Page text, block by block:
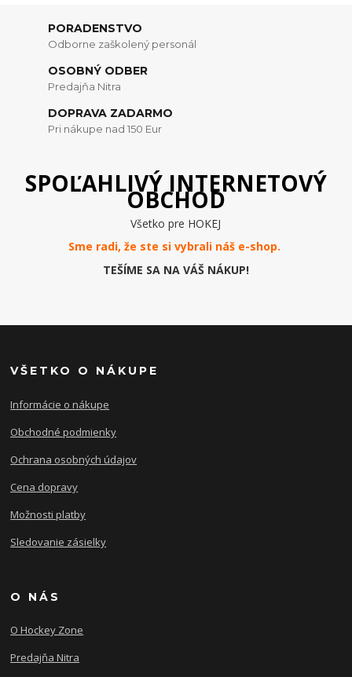
PORADENSTVO
Odborne zaškolený personál
OSOBNÝ ODBER
Predajňa Nitra
DOPRAVA ZADARMO
Pri nákupe nad 150 Eur
SPOĽAHLIVÝ INTERNETOVÝ
OBCHOD
Všetko pre HOKEJ
Sme radi, že ste si vybrali náš e-shop.
TEŠÍME SA NA VÁŠ NÁKUP!
VŠETKO O NÁKUPE
Informácie o nákupe
Obchodné podmienky
Ochrana osobných údajov
Cena dopravy
Možnosti platby
Sledovanie zásielky
O NÁS
O Hockey Zone
Predajňa Nitra